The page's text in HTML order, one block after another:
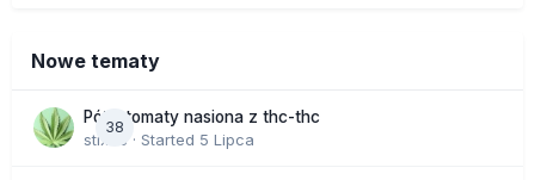
Nowe tematy
38
Półautomaty nasiona z thc-thc
stix33 · Started 5 Lipca